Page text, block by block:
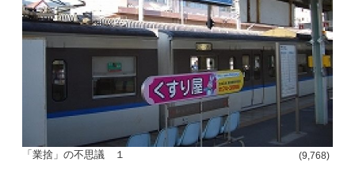
「業捨」の不思議 １ (9,768)